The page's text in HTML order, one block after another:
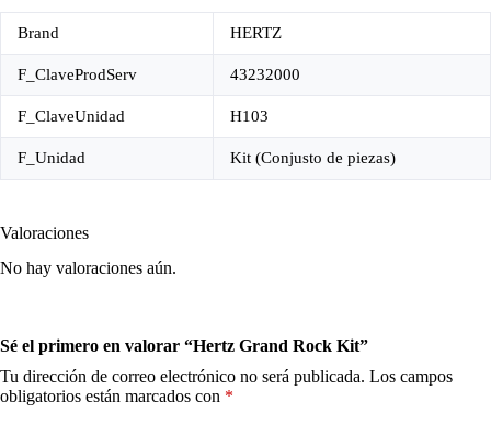
Brand HERTZ
F_ClaveProdServ 43232000
F_ClaveUnidad H103
F_Unidad Kit (Conjusto de piezas)
Valoraciones
No hay valoraciones aún.
Sé el primero en valorar “Hertz Grand Rock Kit”
Tu dirección de correo electrónico no será publicada. Los campos
obligatorios están marcados con *